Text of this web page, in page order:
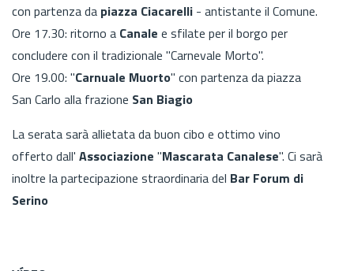
con partenza da piazza Ciacarelli - antistante il Comune.
Ore 17.30: ritorno a Canale e sfilate per il borgo per
concludere con il tradizionale "Carnevale Morto".
Ore 19.00: "Carnuale Muorto" con partenza da piazza
San Carlo alla frazione San Biagio
La serata sarà allietata da buon cibo e ottimo vino
offerto dall' Associazione "Mascarata Canalese". Ci sarà
inoltre la partecipazione straordinaria del Bar Forum di
Serino